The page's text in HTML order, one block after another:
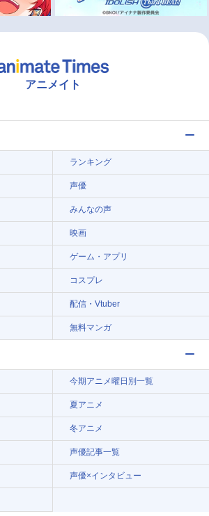
アニメイト
ランキング
声優
みんなの声
映画
ゲーム・アプリ
コスプレ
配信・Vtuber
無料マンガ
今期アニメ曜日別一覧
夏アニメ
冬アニメ
声優記事一覧
声優×インタビュー